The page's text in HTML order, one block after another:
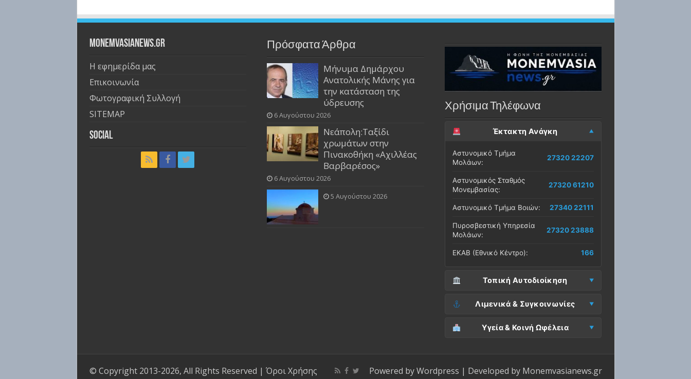
Monemvasianews.gr
Η εφημερίδα μας
Επικοινωνία
Φωτογραφική Συλλογή
SITEMAP
Social
Πρόσφατα Άρθρα
Μήνυμα Δημάρχου
Ανατολικής Μάνης για
την κατάσταση της
ύδρευσης
6 Αυγούστου 2026
Νεάπολη:Ταξίδι
χρωμάτων στην
Πινακοθήκη «Αχιλλέας
Βαρβαρέσος»
6 Αυγούστου 2026
5 Αυγούστου 2026
Χρήσιμα Τηλέφωνα
Έκτακτη Ανάγκη
Αστυνομικό Τμήμα
Μολάων:
27320 22207
Αστυνομικός Σταθμός
Μονεμβασίας:
27320 61210
Αστυνομικό Τμήμα Βοιών: 27340 22111
Πυροσβεστική Υπηρεσία
Μολάων:
27320 23888
ΕΚΑΒ (Εθνικό Κέντρο): 166
Τοπική Αυτοδιοίκηση
Δήμος Μονεμβασίας
(Έδρα):
27323 60500
Δ.Ε. Μονεμβασίας
27323 60019
ΚΕΠ Μονεμβασίας: 27323 60031
Λιμενικά & Συγκοινωνίες
Λιμεναρχείο
Μονεμβασίας:
27320 61266
ΚΤΕΛ Λακωνίας (Σταθμός
Μολάων):
27320 22209
Υγεία & Κοινή Ωφέλεια
Powered byWordpress | Developed by Monemvasianews.gr
© Copyright 2013-2026, All Rights Reserved | Όροι Χρήσης